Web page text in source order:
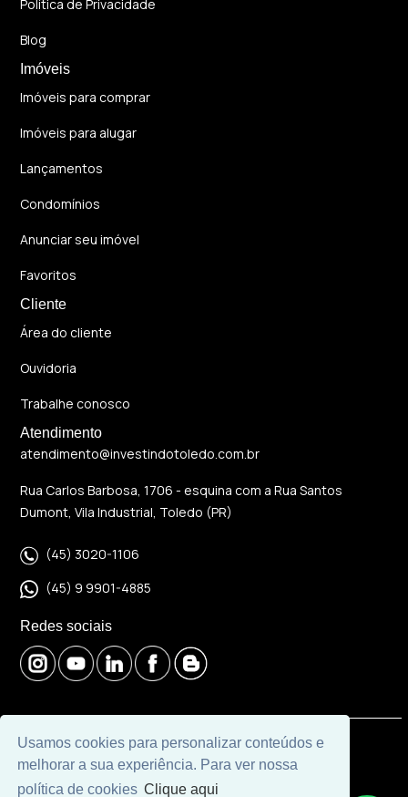
Usamos cookies para personalizar conteúdos e
melhorar a sua experiência. Para ver nossa
política de cookies Clique aqui
Política de Privacidade
Blog
Imóveis
Imóveis para comprar
Imóveis para alugar
Lançamentos
Condomínios
Anunciar seu imóvel
Favoritos
Cliente
Área do cliente
Ouvidoria
Trabalhe conosco
Atendimento
atendimento@investindotoledo.com.br
Rua Carlos Barbosa, 1706 - esquina com a Rua Santos
Dumont, Vila Industrial, Toledo (PR)
(45) 3020-1106
(45) 9 9901-4885
Redes sociais
© 2026 | Imobiliária Investindo Toledo | CRECI J06120 |
Desenvolvido porUniversal Software.